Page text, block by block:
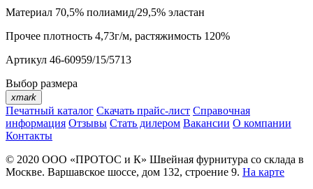
Материал 70,5% полиамид/29,5% эластан
Прочее плотность 4,73г/м, растяжимость 120%
Артикул 46-60959/15/5713
Выбор размера
xmark
Печатный каталог Скачать прайс-лист Справочная
информация Отзывы Стать дилером Вакансии О компании
Контакты
© 2020 ООО «ПРОТОС и К» Швейная фурнитура со склада в
Москве. Варшавское шоссе, дом 132, строение 9. На карте